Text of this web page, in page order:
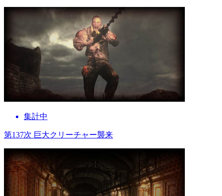
集計中
第137次 巨大クリーチャー襲来